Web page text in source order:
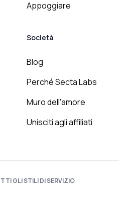
Appoggiare
Società
Blog
Perché Secta Labs
Muro dell'amore
Unisciti agli affiliati
GLI STILI DI SERVIZIO